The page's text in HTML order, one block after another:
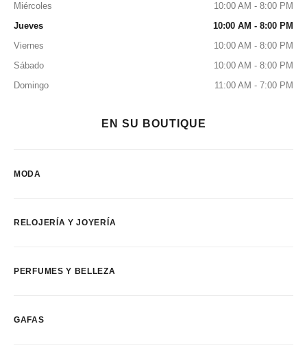
Miércoles
10:00 AM - 8:00 PM
Jueves
10:00 AM - 8:00 PM
Viernes
10:00 AM - 8:00 PM
Sábado
10:00 AM - 8:00 PM
Domingo
11:00 AM - 7:00 PM
EN SU BOUTIQUE
MODA
RELOJERÍA Y JOYERÍA
PERFUMES Y BELLEZA
GAFAS